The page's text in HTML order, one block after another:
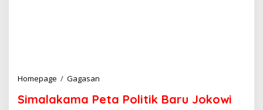
Homepage / Gagasan
m
Simalakama Peta Politik Baru Jokowi